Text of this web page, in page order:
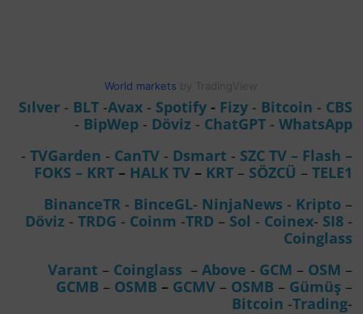
World markets
Sılver- BLT-Avax- Spotify- Fizy- Bitcoin - CBS
- BipWep- Döviz - ChatGPT- WhatsApp
- TVGarden - CanTV- Dsmart - SZC TV – Flash –
FOKS – KRT– HALK TV– KRT– SÖZCÜ – TELE1
BinanceTR- BinceGL- NinjaNews - Kripto –
Döviz - TRDG - Coinm -TRD – Sol - Coinex- SI8-
Coinglass
Varant – Coinglass – Above - GCM – OSM –
GCMB – OSMB – GCMV – OSMB – Gümüş –
Bitcoin -Trading-